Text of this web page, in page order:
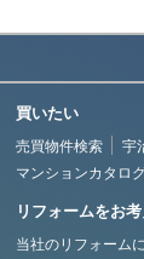
買いたい
売買物件検索 宇
マンションカタロ
リフォームをお
当社のリフォーム